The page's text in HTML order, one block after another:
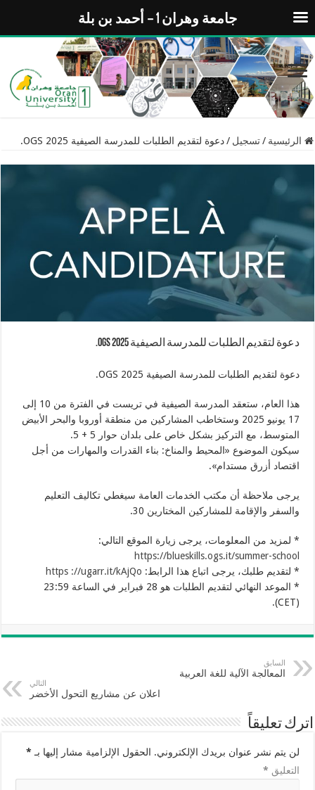
الرئيسية / تسجيل / دعوة لتقديم الطلبات للمدرسة الصيفية OGS 2025.
دعوة لتقديم الطلبات للمدرسة الصيفية OGS 2025.
دعوة لتقديم الطلبات للمدرسة الصيفية OGS 2025.
هذا العام، ستعقد المدرسة الصيفية في تريست في الفترة من 10 إلى
17 يونيو 2025 وستخاطب المشاركين من منطقة أوروبا والبحر الأبيض
المتوسط، مع التركيز بشكل خاص على بلدان حوار 5 + 5.
سيكون الموضوع «المحيط والمناخ: بناء القدرات والمهارات من أجل
اقتصاد أزرق مستدام».
يرجى ملاحظة أن مكتب الخدمات العامة سيغطي تكاليف التعليم
والسفر والإقامة للمشاركين المختارين 30.
* لمزيد من المعلومات، يرجى زيارة الموقع التالي:
https://blueskills.ogs.it/summer-school
* لتقديم طلبك، يرجى اتباع هذا الرابط: https ://ugarr.it/kAjQo
* الموعد النهائي لتقديم الطلبات هو 28 فبراير في الساعة 23:59
(CET).
السابق
المعالجة الآلية للغة العربية
التالي
اعلان عن مشاريع التحول الأخضر
اترك تعليقاً
لن يتم نشر عنوان بريدك الإلكتروني. الحقول الإلزامية مشار إليها بـ *
التعليق *
جامعة وهران 1 – أحمد بن بلة